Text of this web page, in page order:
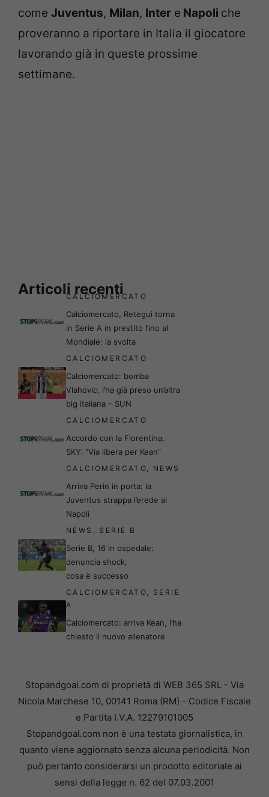
come Juventus, Milan, Inter e Napoli che
proveranno a riportare in Italia il giocatore
lavorando già in queste prossime
settimane.
Articoli recenti
CALCIOMERCATO
Calciomercato, Retegui torna
in Serie A in prestito fino al
Mondiale: la svolta
CALCIOMERCATO
Calciomercato: bomba
Vlahovic, l’ha già preso un’altra
big italiana – SUN
CALCIOMERCATO
Accordo con la Fiorentina,
SKY: “Via libera per Kean”
CALCIOMERCATO, NEWS
Arriva Perin in porta: la
Juventus strappa l’erede al
Napoli
NEWS , SERIE B
Serie B, 16 in ospedale:
denuncia shock,
cosa è successo
CALCIOMERCATO, SERIE
A
Calciomercato: arriva Kean, l’ha
chiesto il nuovo allenatore
Stopandgoal.com di proprietà di WEB 365 SRL - Via
Nicola Marchese 10, 00141 Roma (RM) - Codice Fiscale
e Partita I.V.A. 12279101005
Stopandgoal.com non è una testata giornalistica, in
quanto viene aggiornato senza alcuna periodicità. Non
può pertanto considerarsi un prodotto editoriale ai
sensi della legge n. 62 del 07.03.2001